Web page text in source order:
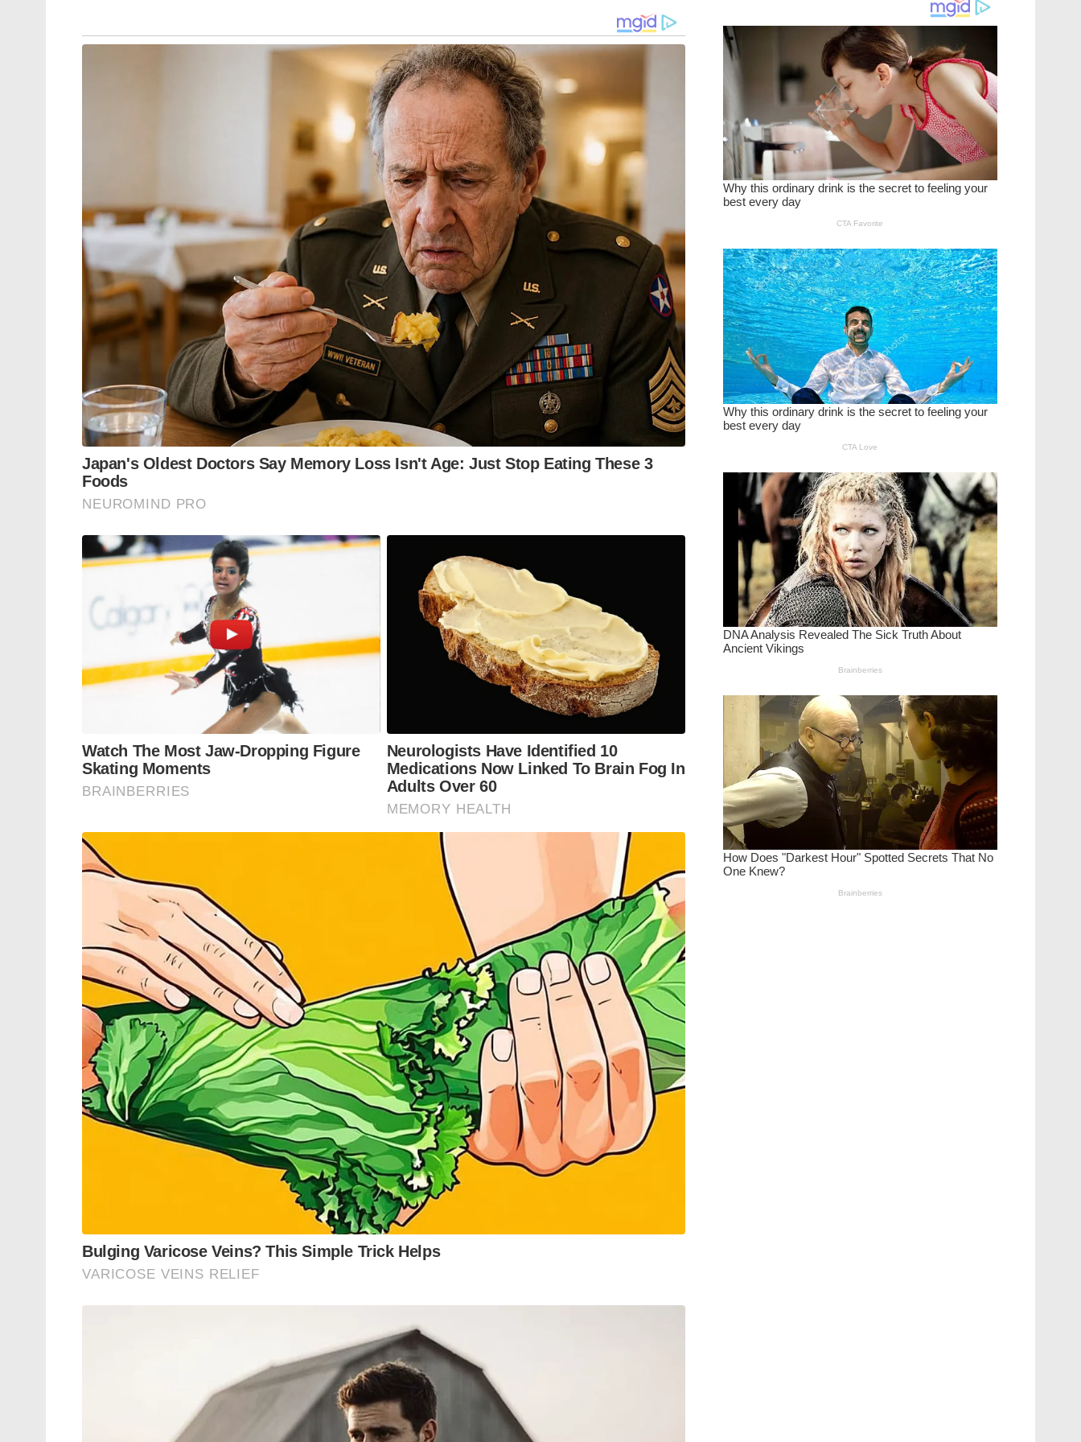
സന്ദീപൻ സാഹ എന്നിവരെ തൃണമൂൽ പുറത്താക്കി. ഇതോടെ തൃണമൂലിന്റെ നിയമസഭയിലെ
അംഗസംഖ്യ 80-ൽ നിന്നും 78-ലേക്ക് കുറഞ്ഞു.
റിതബ്രത ബാനർജിയുടെ നേതൃത്വത്തിൽ 59 വിമത എം.എൽ.എമാർ നിയമസഭയിലെത്തി തങ്ങളെ
പ്രധാന പ്രതിപക്ഷ പാർട്ടിയായി പ്രഖ്യാപിക്കണമെന്ന് സ്പീക്കറോട് ആവശ്യപ്പെട്ടു. ഇവരിൽ പലരും
സി.ബി.ഐ, ഇ.ഡി അന്വേഷണം നേരിടുന്നവരാണെന്നതും ശ്രദ്ധേയമാണ്. മെയ് 31-ന് മമത
ബാനർജി വിളിച്ചുചേർത്ത യോഗത്തിൽ 20 തൃണമൂൽ എം.എൽ.എമാർ മാത്രമാണ് പങ്കെടുത്തത്.
ഇത് പാർട്ടിയുടെ എം.എൽ.എമാർക്കിടയിൽ മമതയ്ക്ക് നിയന്ത്രണം നഷ്ടപ്പെടുന്നു എന്നതിന്റെ
സൂചനയായാണ് രാഷ്ട്രീയ നിരീക്ഷകർ വിലയിരുത്തുന്നത്.
Tags: tmc Ritabrata Banerjee